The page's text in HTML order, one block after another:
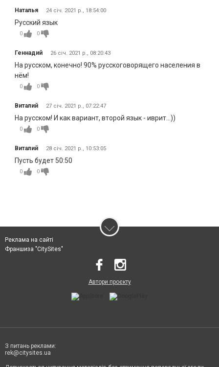
Наталья 24 січ. 2021 р., 18:54:00
Русский язык
0 0
Геннадий 26 січ. 2021 р., 08:20:43
На русском, конечно! 90% русскоговорящего населения в
нём!
0 0
Виталий 27 січ. 2021 р., 07:22:47
На русском! И как вариант, второй язык - иврит...))
0 0
Виталий 28 січ. 2021 р., 10:53:05
Пусть будет 50:50
0 0
Реклама на сайті
Франшиза "CitySites"
Автори проєкту
З питань реклами:
rek@citysites.ua